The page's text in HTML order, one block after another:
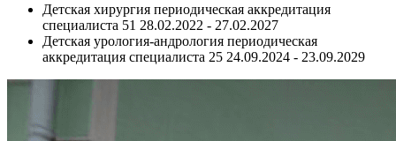
Детская хирургия периодическая аккредитация
специалиста 51 28.02.2022 - 27.02.2027
Детская урология-андрология периодическая
аккредитация специалиста 25 24.09.2024 - 23.09.2029